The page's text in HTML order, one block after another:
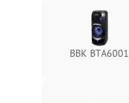
BBK BTA6001